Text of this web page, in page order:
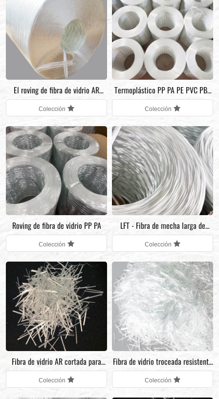
El roving de fibra de vidrio AR
contiene más de un 16,72 % de
concentración de zirconio
Colección
Termoplástico PP PA PE PVC PBT
ABS Compatible
Colección
Roving de fibra de vidrio PP PA
Colección
LFT - Fibra de mecha larga de
plástico térmico
Colección
Fibra de vidrio AR cortada para
hormigón y GFRC
Colección
Fibra de vidrio troceada resistente
a los álcalis
Colección